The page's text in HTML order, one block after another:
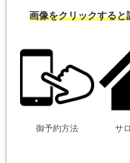
画像をクリックする
御予約方法 サ